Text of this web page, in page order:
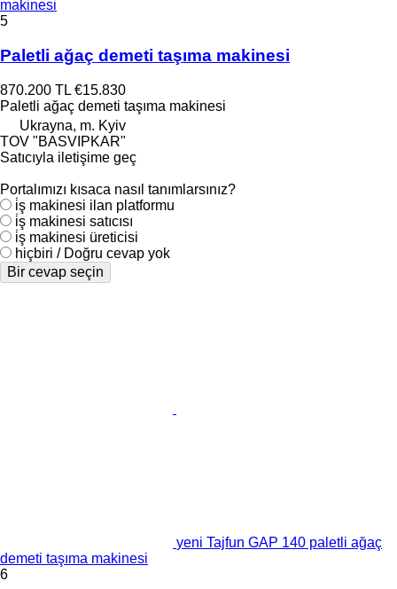
makinesi
5
Paletli ağaç demeti taşıma makinesi
870.200 TL €15.830
Paletli ağaç demeti taşıma makinesi
Ukrayna, m. Kyiv
TOV "BASVIPKAR"
Satıcıyla iletişime geç
Portalımızı kısaca nasıl tanımlarsınız?
i̇ş makinesi ilan platformu
i̇ş makinesi satıcısı
i̇ş makinesi üreticisi
hiçbiri / Doğru cevap yok
Bir cevap seçin
yeni Tajfun GAP 140 paletli ağaç
demeti taşıma makinesi
6